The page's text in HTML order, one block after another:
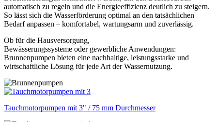
automatisch zu regeln und die Energieeffizienz deutlich zu steigern.
So lässt sich die Wasserförderung optimal an den tatsächlichen
Bedarf anpassen – komfortabel, wartungsarm und zuverlässig.
Ob für die Hausversorgung,
Bewässerungssysteme oder gewerbliche Anwendungen:
Brunnenpumpen bieten eine nachhaltige, leistungsstarke und
wirtschaftliche Lösung für jede Art der Wassernutzung.
Tauchmotorpumpen mit 3" / 75 mm Durchmesser